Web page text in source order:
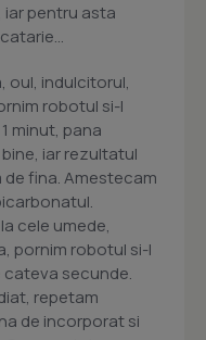
iar pentru asta
oul, indulcitorul,
robotul si-l
minut, pana
iar rezultatul
fina. Amestecam
cele umede,
pornim robotul si-l
cateva secunde.
repetam
de incorporat si